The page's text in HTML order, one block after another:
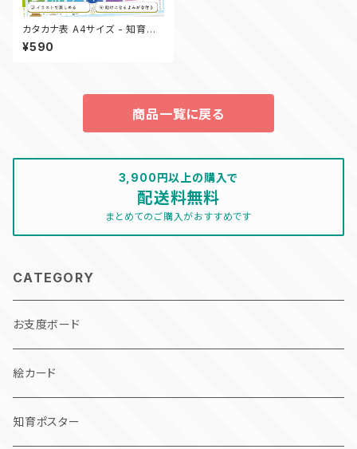
カタカナ表 A4サイズ - 知育ポ
スター
¥590
商品一覧に戻る
3,900円以上の購入で
配送料無料
まとめてのご購入がおすすめです
CATEGORY
お支度ボード
絵カード
知育ポスター